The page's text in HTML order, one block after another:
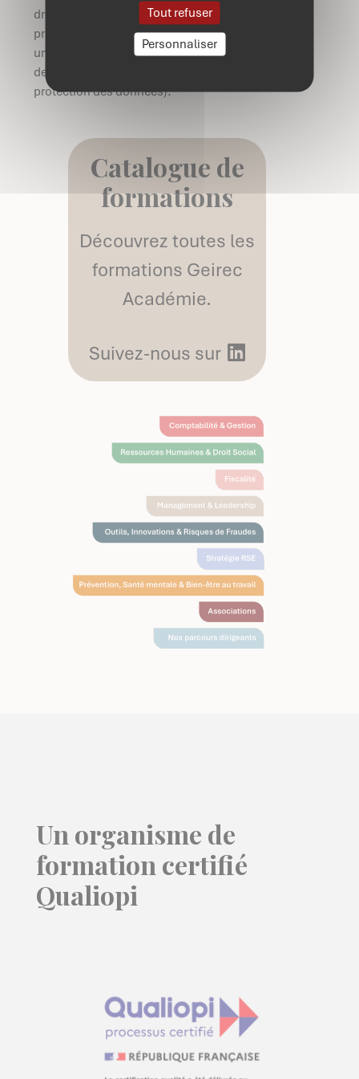
droits, veuillez consulter la politique de
protection des données de l’école ou envoyer
un mail au délégué à la protection des données
de l’école de votre choix (voir politique de
protection des données).
Catalogue de
formations
Découvrez toutes les
formations Geirec
Académie.
Suivez-nous sur
Un organisme de
formation certifié
Qualiopi
Tout refuser
Personnaliser